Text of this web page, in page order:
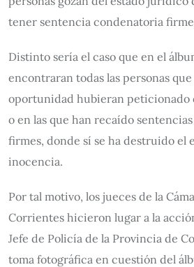
tener sentencia condenatoria
Distinto sería el caso que en el
encontraran todas las personas
oportunidad hubieran peticionado
o en las que han recaído
firmes, donde sí se ha destruido el
inocencia.
Por tal motivo, los jueces de la
Corrientes hicieron lugar a la
Jefe de Policía de la Provincia de
toma fotográfica en cuestión del